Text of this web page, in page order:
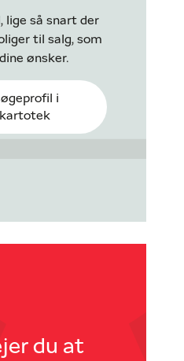
lige så snart der
til salg, som
ønsker.
i
du at